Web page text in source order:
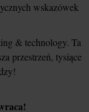
wskazówek
& technology. Ta
przestrzeń, tysiące